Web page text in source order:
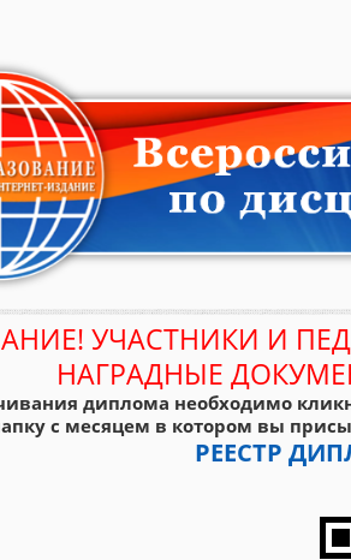
УЧАСТНИКИ И
НАГРАДНЫЕ
диплома необходимо
с месяцем в котором вы
РЕЕСТР